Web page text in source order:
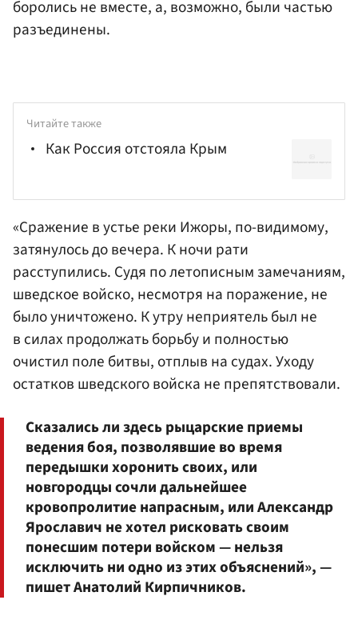
боролись не вместе, а, возможно, были частью
разъединены.
Читайте также
Как Россия отстояла Крым
«Сражение в устье реки Ижоры, по-видимому,
затянулось до вечера. К ночи рати
расступились. Судя по летописным замечаниям,
шведское войско, несмотря на поражение, не
было уничтожено. К утру неприятель был не
в силах продолжать борьбу и полностью
очистил поле битвы, отплыв на судах. Уходу
остатков шведского войска не препятствовали.
Сказались ли здесь рыцарские приемы
ведения боя, позволявшие во время
передышки хоронить своих, или
новгородцы сочли дальнейшее
кровопролитие напрасным, или Александр
Ярославич не хотел рисковать своим
понесшим потери войском — нельзя
исключить ни одно из этих объяснений», —
пишет Анатолий Кирпичников.